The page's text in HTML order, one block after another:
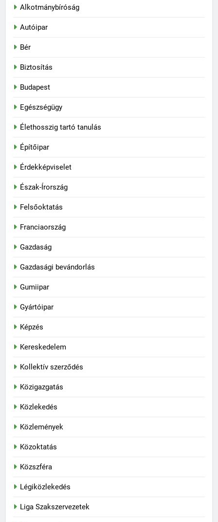
Alkotmánybíróság
Autóipar
Bér
Biztosítás
Budapest
Egészségügy
Élethosszig tartó tanulás
Építőipar
Érdekképviselet
Észak-Írország
Felsőoktatás
Franciaország
Gazdaság
Gazdasági bevándorlás
Gumiipar
Gyártóipar
Képzés
Kereskedelem
Kollektív szerződés
Közigazgatás
Közlekedés
Közlemények
Közoktatás
Közszféra
Légiközlekedés
Liga Szakszervezetek